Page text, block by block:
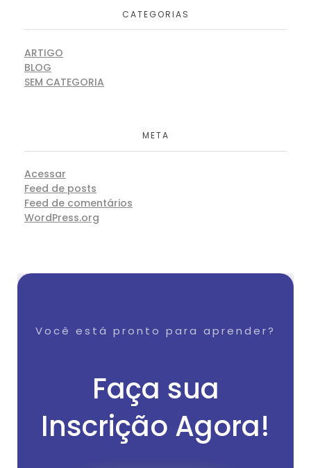
CATEGORIAS
ARTIGO
BLOG
SEM CATEGORIA
META
Acessar
Feed de posts
Feed de comentários
WordPress.org
Você está pronto para aprender?
Faça sua
Inscrição Agora!